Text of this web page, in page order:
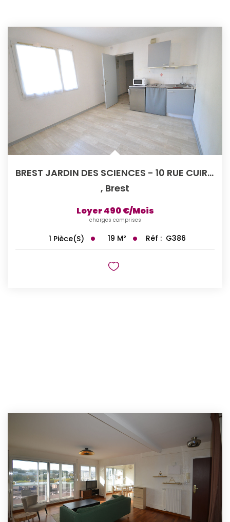
BREST JARDIN DES SCIENCES - 10 RUE CUIRASSE DE BRETAGNE -...
, Brest
Loyer 490 €/mois
charges comprises
1 Pièce(s) 19 M² Réf : G386